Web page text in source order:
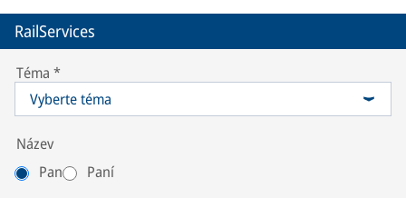
RailServices
Téma *
Vyberte téma
Název
Pan
Paní